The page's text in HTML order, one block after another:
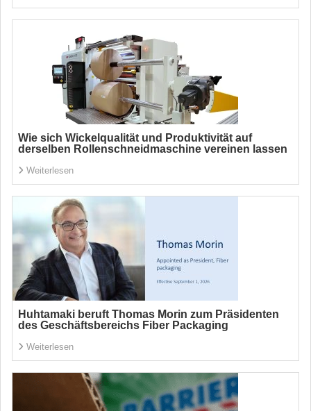
Wie sich Wickelqualität und Produktivität auf
derselben Rollenschneidmaschine vereinen lassen
Weiterlesen
Huhtamaki beruft Thomas Morin zum Präsidenten
des Geschäftsbereichs Fiber Packaging
Weiterlesen